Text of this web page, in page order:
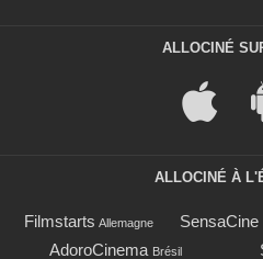
ALLOCINÉ
ALLOCINÉ À
Filmstarts Allemagne SensaCine
AdoroCinema Brésil